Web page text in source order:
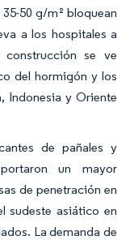
50 g/m² bloquean
a los hospitales a
construcción se ve
del hormigón y los
Indonesia y Oriente
de pañales y
un mayor
de penetración en
sudeste asiático en
La demanda de